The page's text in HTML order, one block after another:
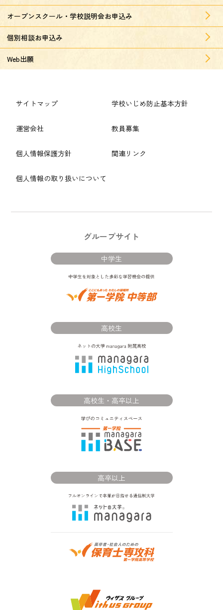
オープンスクール・学校説明会お申込み
個別相談お申込み
Web出願
サイトマップ
運営会社
個人情報保護方針
個人情報の取り扱いについて
学校いじめ防止基本方針
教員募集
関連リンク
グループサイト
中学生
高校生
高校生・高卒以上
高卒以上